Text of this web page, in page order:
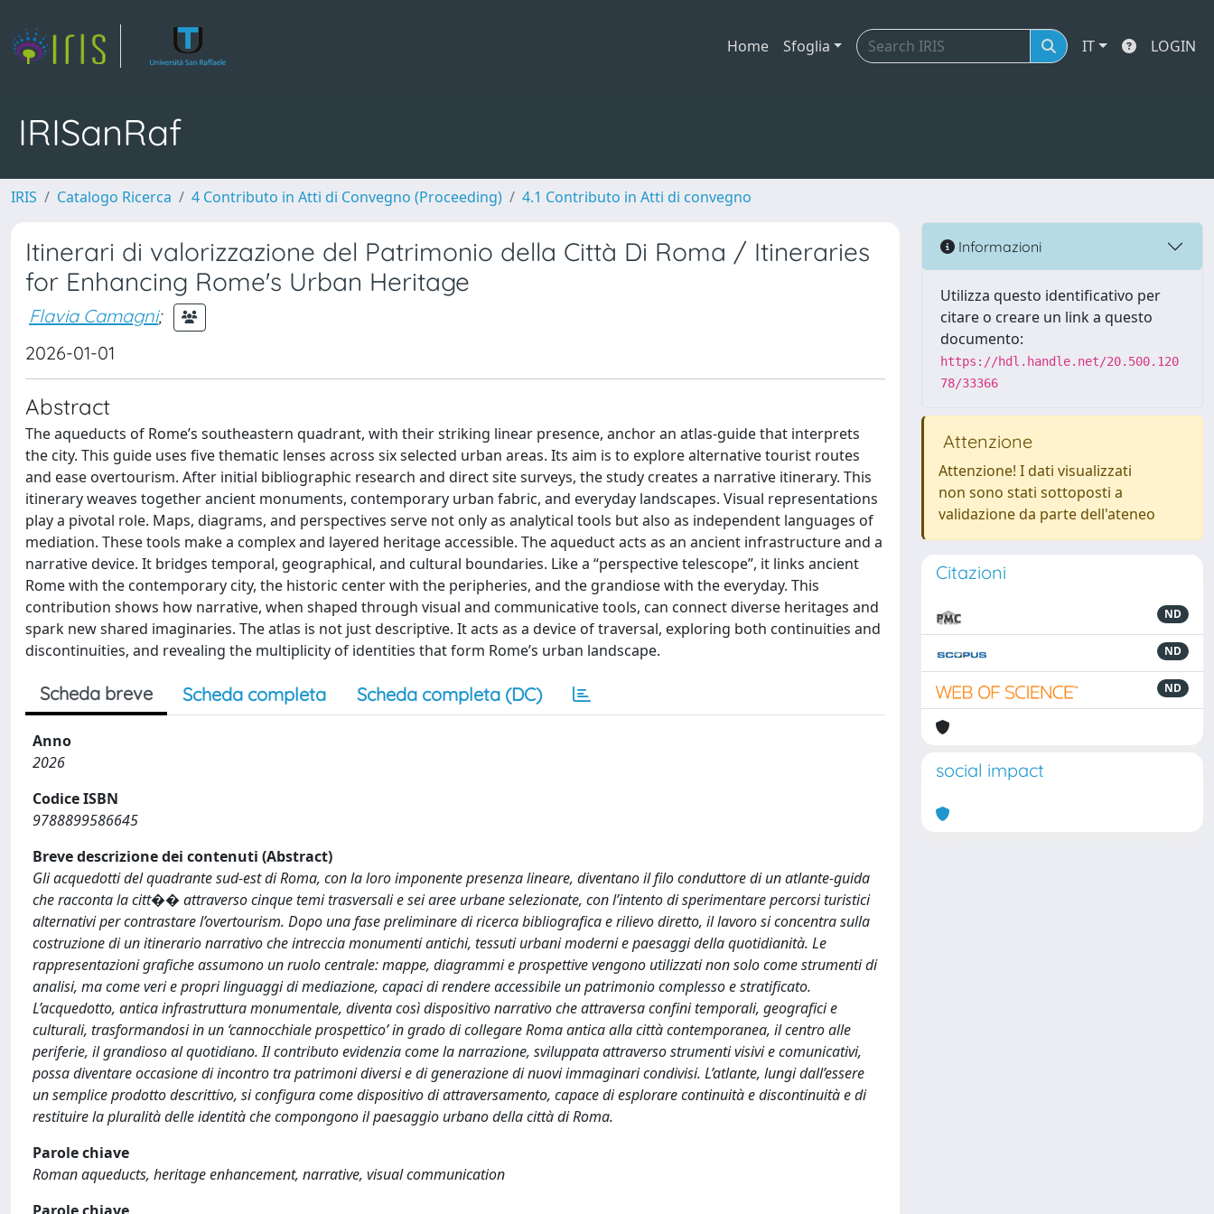
Home Sfoglia IT LOGIN
IRISanRaf
IRIS Catalogo Ricerca 4 Contributo in Atti di Convegno (Proceeding) 4.1 Contributo in Atti di convegno
Itinerari di valorizzazione del Patrimonio della Città Di Roma / Itineraries
for Enhancing Rome's Urban Heritage
Flavia Camagni;
2026-01-01
Abstract
The aqueducts of Rome’s southeastern quadrant, with their striking linear presence, anchor an atlas-guide that interprets
the city. This guide uses five thematic lenses across six selected urban areas. Its aim is to explore alternative tourist routes
and ease overtourism. After initial bibliographic research and direct site surveys, the study creates a narrative itinerary. This
itinerary weaves together ancient monuments, contemporary urban fabric, and everyday landscapes. Visual representations
play a pivotal role. Maps, diagrams, and perspectives serve not only as analytical tools but also as independent languages of
mediation. These tools make a complex and layered heritage accessible. The aqueduct acts as an ancient infrastructure and a
narrative device. It bridges temporal, geographical, and cultural boundaries. Like a “perspective telescope”, it links ancient
Rome with the contemporary city, the historic center with the peripheries, and the grandiose with the everyday. This
contribution shows how narrative, when shaped through visual and communicative tools, can connect diverse heritages and
spark new shared imaginaries. The atlas is not just descriptive. It acts as a device of traversal, exploring both continuities and
discontinuities, and revealing the multiplicity of identities that form Rome’s urban landscape.
Scheda breve Scheda completa Scheda completa (DC)
Anno
2026
Codice ISBN
9788899586645
Breve descrizione dei contenuti (Abstract)
Gli acquedotti del quadrante sud-est di Roma, con la loro imponente presenza lineare, diventano il filo conduttore di un atlante-guida
che racconta la citt�� attraverso cinque temi trasversali e sei aree urbane selezionate, con l’intento di sperimentare percorsi turistici
alternativi per contrastare l’overtourism. Dopo una fase preliminare di ricerca bibliografica e rilievo diretto, il lavoro si concentra sulla
costruzione di un itinerario narrativo che intreccia monumenti antichi, tessuti urbani moderni e paesaggi della quotidianità. Le
rappresentazioni grafiche assumono un ruolo centrale: mappe, diagrammi e prospettive vengono utilizzati non solo come strumenti di
analisi, ma come veri e propri linguaggi di mediazione, capaci di rendere accessibile un patrimonio complesso e stratificato.
L’acquedotto, antica infrastruttura monumentale, diventa così dispositivo narrativo che attraversa confini temporali, geografici e
culturali, trasformandosi in un ‘cannocchiale prospettico’ in grado di collegare Roma antica alla città contemporanea, il centro alle
periferie, il grandioso al quotidiano. Il contributo evidenzia come la narrazione, sviluppata attraverso strumenti visivi e comunicativi,
possa diventare occasione di incontro tra patrimoni diversi e di generazione di nuovi immaginari condivisi. L’atlante, lungi dall’essere
un semplice prodotto descrittivo, si configura come dispositivo di attraversamento, capace di esplorare continuità e discontinuità e di
restituire la pluralità delle identità che compongono il paesaggio urbano della città di Roma.
Parole chiave
Roman aqueducts, heritage enhancement, narrative, visual communication
Informazioni
Utilizza questo identificativo per
citare o creare un link a questo
documento:
https://hdl.handle.net/20.500.120
78/33366
Attenzione
Attenzione! I dati visualizzati
non sono stati sottoposti a
validazione da parte dell'ateneo
Citazioni
ND
ND
ND
social impact